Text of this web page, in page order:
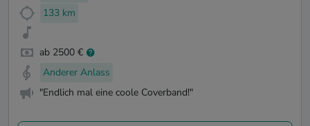
133 km
ab 2500 €
Anderer Anlass
"Endlich mal eine coole Coverband!"